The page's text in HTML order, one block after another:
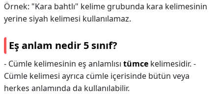
Örnek: "Kara bahtlı" kelime grubunda kara kelimesinin
yerine siyah kelimesi kullanılamaz.
Eş anlam nedir 5 sınıf?
- Cümle kelimesinin eş anlamlısı tümce kelimesidir. -
Cümle kelimesi ayrıca cümle içerisinde bütün veya
herkes anlamında da kullanılabilir.